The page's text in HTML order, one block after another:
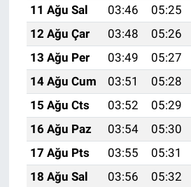
11 Ağu Sal
03:46 05:25
12 Ağu Çar
03:48 05:26
13 Ağu Per
03:49 05:27
14 Ağu Cum
03:51 05:28
15 Ağu Cts
03:52 05:29
16 Ağu Paz
03:54 05:30
17 Ağu Pts
03:55 05:31
18 Ağu Sal
03:56 05:32